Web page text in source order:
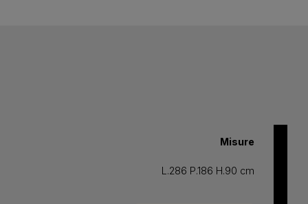
Misure
L.286 P.186 H.90 cm